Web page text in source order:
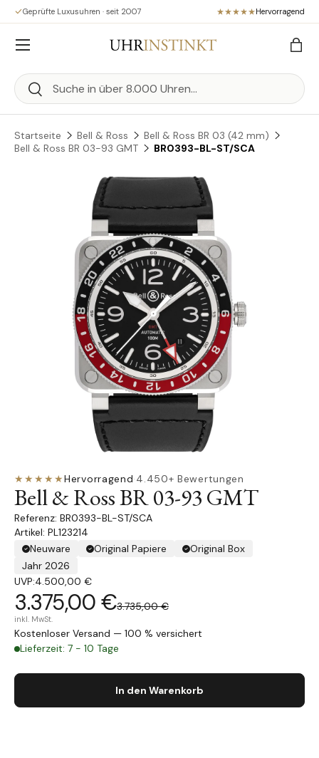
Direkt zum Inhalt
Geprüfte Luxusuhren · seit 2007 Hervorragend
Suchen
Suchen
Menü
Startseite Bell & Ross
Bell & Ross BR 03 (42 mm)
Bell & Ross BR 03-93 GMT
BR0393-BL-ST/SCA
Zu Produktinformationen springen
★★★★★Hervorragend·4.450+ Bewertungen
Bell & Ross BR 03-93 GMT
BR0393-BL-ST/SCA
Artikel: PL123214
Neuware
Original Papiere
Original Box
Jahr 2026
UVP:4.500,00 €
3.375,00 €3.735,00 €
inkl. MwSt.
Kostenloser Versand — 100 % versichert
Lieferzeit: 7 - 10 Tage
In den Warenkorb